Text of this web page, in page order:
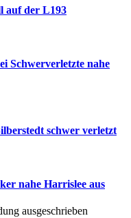
auf der L193
Schwerverletzte nahe
schwer verletzt
nahe Harrislee aus
ausgeschrieben